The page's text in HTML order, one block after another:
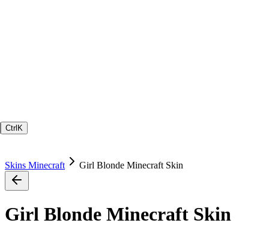
Ctrl K
Skins Minecraft Girl Blonde Minecraft Skin
Girl Blonde Minecraft Skin